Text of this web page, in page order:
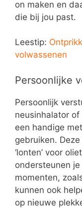
on maken en
die bij jou past.
Leestip:
volwassenen
Persoonlijke
Persoonlijk
neusinhalator
een handige
gebruiken.
‘lonten’ voor
ondersteunen
momenten,
kunnen ook
op nieuwe